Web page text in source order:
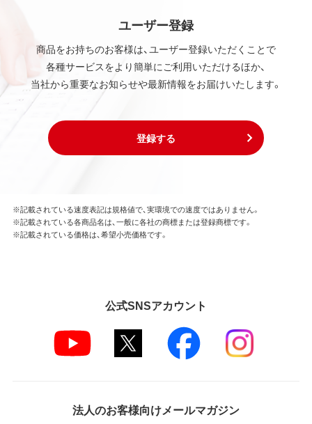
ユーザー登録
商品をお持ちのお客様は、ユーザー登録いただくことで
各種サービスをより簡単にご利用いただけるほか、
当社から重要なお知らせや最新情報をお届けいたします。
登録する
※記載されている速度表記は規格値で、実環境での速度ではありません。
※記載されている各商品名は、一般に各社の商標または登録商標です。
※記載されている価格は、希望小売価格です。
公式SNSアカウント
法人のお客様向けメールマガジン